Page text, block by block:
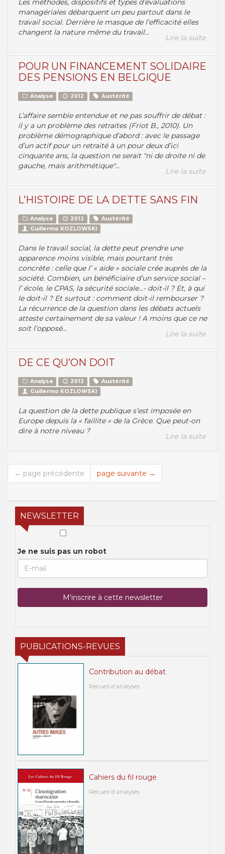
Les méthodes, dispositifs et types d’évaluations
managériales débarquent un peu partout dans le
travail social. Derrière le masque de l’efficacité elles
changent la nature même du travail...
Lire la suite
POUR UN FINANCEMENT SOLIDAIRE
DES PENSIONS EN BELGIQUE
Analyse 2012 Austérité
L’affaire semble entendue et ne pas souffrir de débat :
il y a un problème des retraites (Friot B., 2010). Un
problème démographique d’abord : avec le passage
d’un actif pour un retraité à un pour deux d’ici
cinquante ans, la question ne serait "ni de droite ni de
gauche, mais arithmétique"...
Lire la suite
L’HISTOIRE DE LA DETTE SANS FIN
Analyse 2012
Austérité
Guillermo KOZLOWSKI
Dans le travail social, la dette peut prendre une
apparence moins visible, mais pourtant très
concrète : celle que l’ « aide » sociale crée auprès de la
société. Combien, un bénéficiaire d’un service social –
l’ école, le CPAS, la sécurité sociale...- doit-il ? Et, à qui
le doit-il ? Et surtout : comment doit-il rembourser ?
La récurrence de la question dans les débats actuels
atteste certainement de sa valeur ! A moins que ce ne
soit l’opposé...
Lire la suite
DE CE QU’ON DOIT
Analyse 2012
Austérité
Guillermo KOZLOWSKI
La question de la dette publique s’est imposée en
Europe depuis la « faillite » de la Grèce. Que peut-on
dire à notre niveau ?
Lire la suite
← page précédente page suivante →
NEWSLETTER
Je ne suis pas un robot
PUBLICATIONS-REVUES
Contribution au débat
Recueil d’analyses
Cahiers du fil rouge
Recueil d’analyses